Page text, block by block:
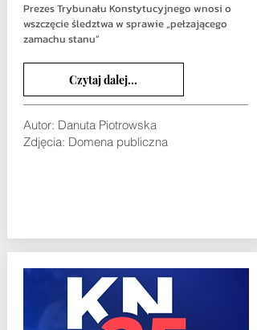
Prezes Trybunału Konstytucyjnego wnosi o
wszczęcie śledztwa w sprawie „pełzającego
zamachu stanu”
Czytaj dalej...
Autor: Danuta Piotrowska
Zdjęcia: Domena publiczna